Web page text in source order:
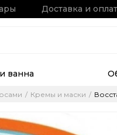
Доставка и
ванна
Кремы и маски